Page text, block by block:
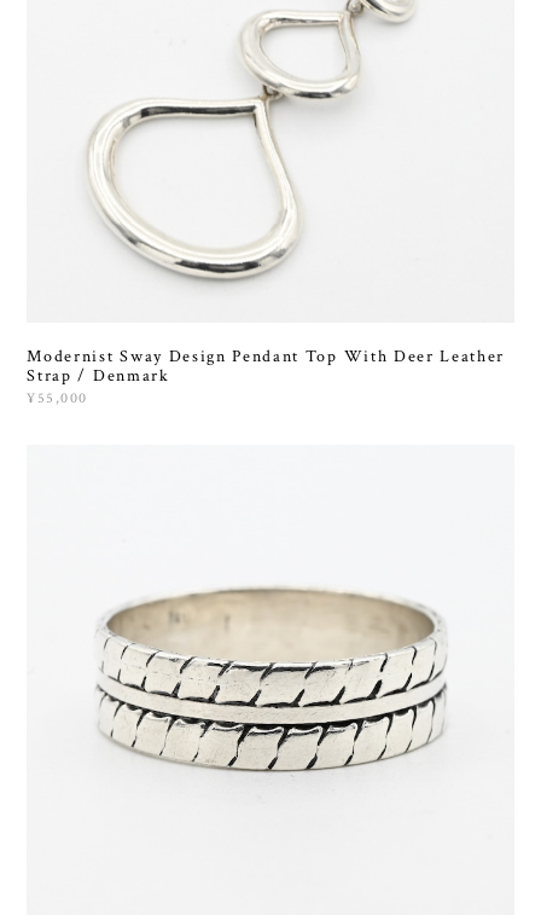
Modernist Sway Design Pendant Top With Deer Leather
Strap / Denmark
¥55,000